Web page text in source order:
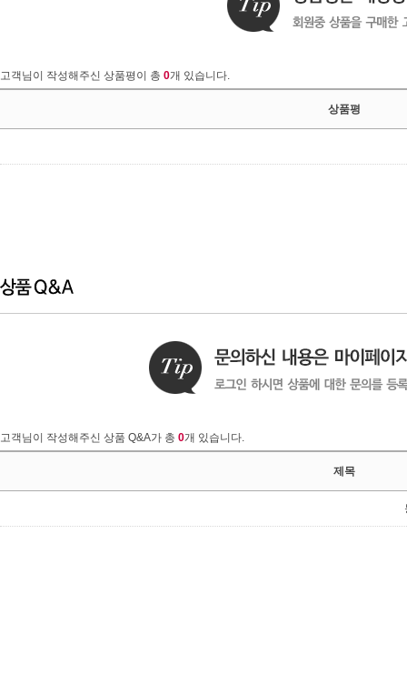
고객님이 작성해주신 상품평이 총 0개 있습니다.
상품평
고객님이 작성해주신 상품 Q&A가 총 0개 있습니다.
제목